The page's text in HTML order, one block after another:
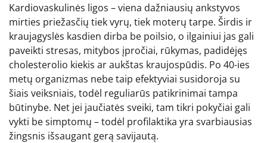
Kardiovaskulinės ligos – viena dažniausių ankstyvos
mirties priežasčių tiek vyrų, tiek moterų tarpe. Širdis ir
kraujagyslės kasdien dirba be poilsio, o ilgainiui jas gali
paveikti stresas, mitybos įpročiai, rūkymas, padidėjęs
cholesterolio kiekis ar aukštas kraujospūdis. Po 40-ies
metų organizmas nebe taip efektyviai susidoroja su
šiais veiksniais, todėl reguliarūs patikrinimai tampa
būtinybe. Net jei jaučiatės sveiki, tam tikri pokyčiai gali
vykti be simptomų – todėl profilaktika yra svarbiausias
žingsnis išsaugant gerą savijautą.